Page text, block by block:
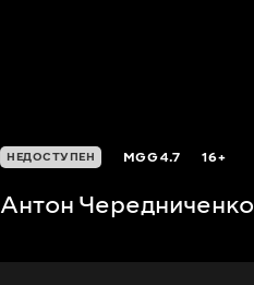
НЕДОСТУПЕН MGG4.7 16+
Антон Чередниченко